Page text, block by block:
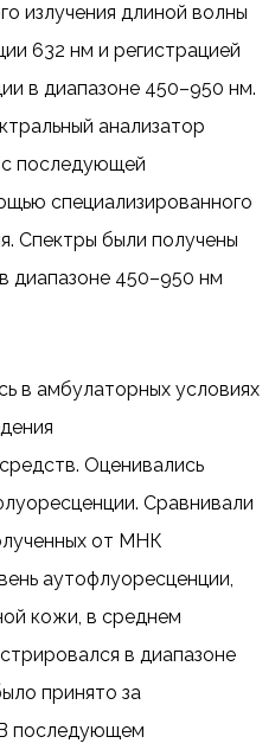
излучения длиной волны
632 нм и регистрацией
в диапазоне 450–950 нм.
анализатор
с последующей
специализированного
Спектры были получены
диапазоне 450–950 нм
в амбулаторных условиях
Оценивались
Сравнивали
от МНК
аутофлуоресценции,
кожи, в среднем
в диапазоне
принято за
последующем